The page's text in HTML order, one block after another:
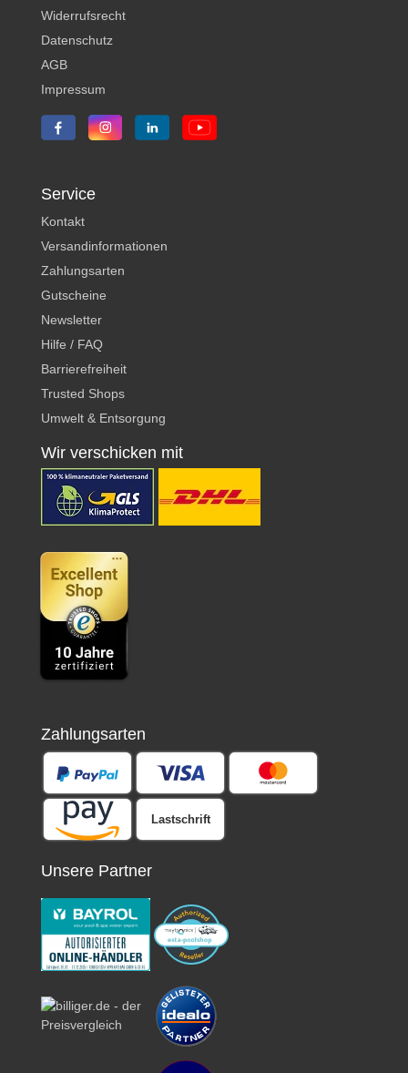
Widerrufsrecht
Datenschutz
AGB
Impressum
Service
Kontakt
Versandinformationen
Zahlungsarten
Gutscheine
Newsletter
Hilfe / FAQ
Barrierefreiheit
Trusted Shops
Umwelt & Entsorgung
Wir verschicken mit
Zahlungsarten
Lastschrift
Unsere Partner